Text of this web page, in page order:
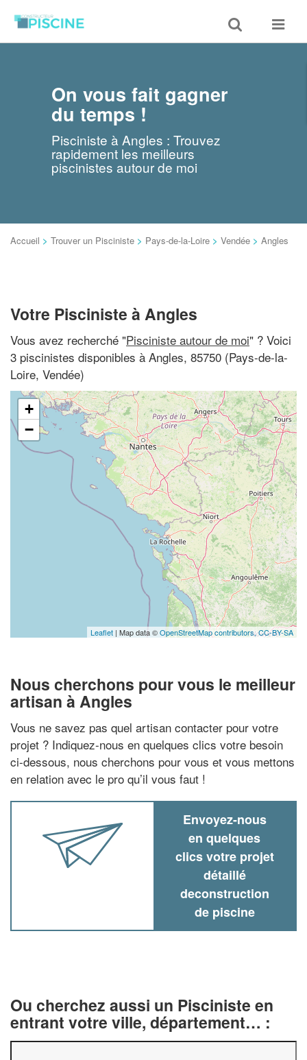
Toggle
search
Toggle
On vous fait gagner
du temps !
Pisciniste à Angles : Trouvez
rapidement les meilleurs
piscinistes autour de moi
Accueil > Trouver un Pisciniste > Pays-de-la-Loire > Vendée > Angles
Votre Pisciniste à Angles
Vous avez recherché "Pisciniste autour de moi" ? Voici
3 piscinistes disponibles à Angles, 85750 (Pays-de-la-
Loire, Vendée)
+
−
Leaflet | Map data ©OpenStreetMap contributors,CC-BY-SA
Nous cherchons pour vous le meilleur
artisan à Angles
Vous ne savez pas quel artisan contacter pour votre
projet ? Indiquez-nous en quelques clics votre besoin
ci-dessous, nous cherchons pour vous et vous mettons
en relation avec le pro qu’il vous faut !
Envoyez-nous
en quelques
clics votre projet
détaillé
deconstruction
de piscine
Ou cherchez aussi un Pisciniste en
entrant votre ville, département… :